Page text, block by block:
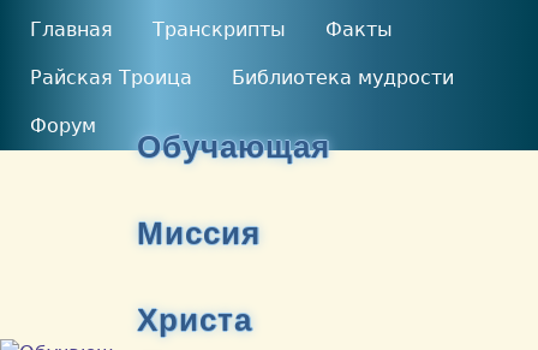
Перейти к основному
MAIN MENU
Главная Транскрипты Факты
Райская Троица Библиотека мудрости
Форум
Обучающая
Миссия
Христа